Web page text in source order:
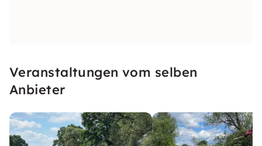
Veranstaltungen vom selben
Anbieter